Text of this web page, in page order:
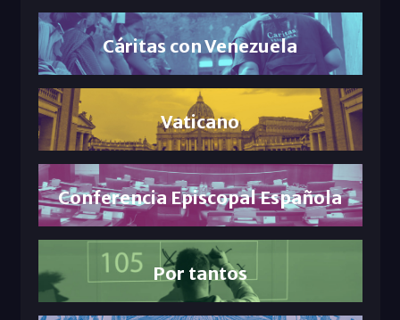
Cáritas con Venezuela
Vaticano
Conferencia Episcopal Española
Por tantos